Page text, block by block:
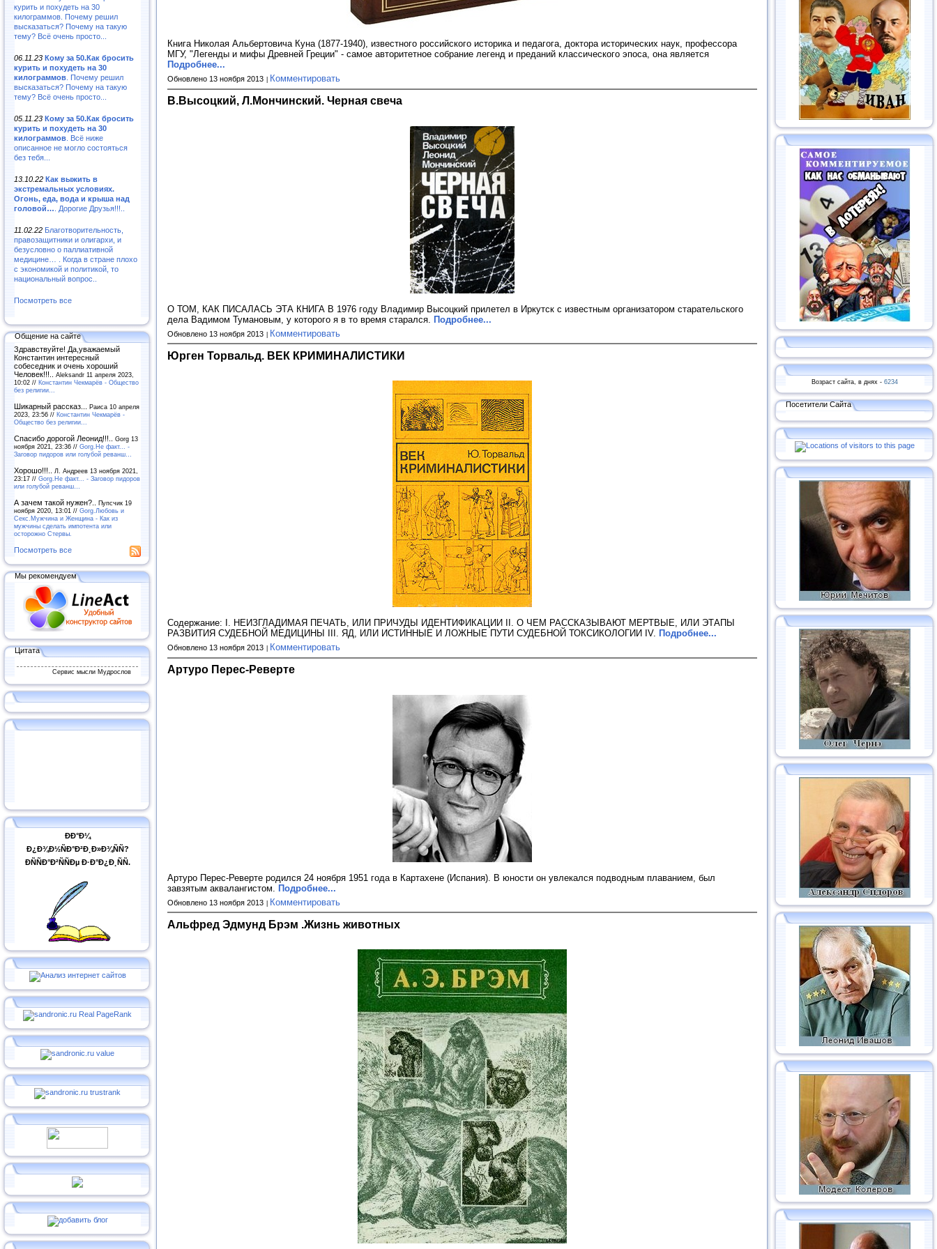
курить и похудеть на 30
килограммов. Почему решил
высказаться? Почему на такую
тему? Всё очень просто...
06.11.23 Кому за 50.Как бросить
курить и похудеть на 30
килограммов . Почему решил
высказаться? Почему на такую
тему? Всё очень просто...
05.11.23 Кому за 50.Как бросить
курить и похудеть на 30
килограммов . Всё ниже
описанное не могло состояться
без тебя...
13.10.22 Как выжить в
экстремальных условиях.
Огонь, еда, вода и крыша над
головой… . Дорогие Друзья!!!..
11.02.22 Благотворительность,
правозащитники и олигархи, и
безусловно о паллиативной
медицине… . Когда в стране плохо
с экономикой и политикой, то
национальный вопрос..
Посмотреть все
Общение на сайте
Здравствуйте! Да,уважаемый
Константин интересный
собеседник и очень хороший
Человек!!!.. Aleksandr 11 апреля 2023,
10:02 // Константин Чекмарёв - Общество
без религии...
Шикарный рассказ... Раиса 10 апреля
2023, 23:56 // Константин Чекмарёв -
Общество без религии...
Спасибо дорогой Леонид!!!.. Gorg 13
ноября 2021, 23:36 // Gorg.Не факт... -
Заговор пидоров или голубой реванш…
Хорошо!!!..
Л. Андреев 13 ноября 2021,
23:17 // Gorg.Не факт... - Заговор пидоров
или голубой реванш…
А зачем такой нужен?.. Пупсчик 19
ноября 2020, 13:01 // Gorg.Любовь и
Секс.Мужчина и Женщина - Как из
мужчины сделать импотента или
осторожно Стервы.
Посмотреть все
Мы рекомендуем
Цитата
Сервис мысли Мудрослов
ÐÐ°Ð¼
Ð¿Ð¾Ð½ÑÐ°Ð²Ð¸Ð»Ð¾ÑÑ?
ÐÑÑÐ°Ð²ÑÑÐµ Ð·Ð°Ð¿Ð¸ÑÑ.
Книга Николая Альбертовича Куна (1877-1940), известного российского историка и педагога, доктора исторических наук, профессора
МГУ, "Легенды и мифы Древней Греции" - самое авторитетное собрание легенд и преданий классического эпоса, она является
Подробнее...
Обновлено 13 ноября 2013 Комментировать
В.Высоцкий, Л.Мончинский. Черная свеча
О ТОМ, КАК ПИСАЛАСЬ ЭТА КНИГА В 1976 году Владимир Высоцкий прилетел в Иркутск с известным организатором старательского
дела Вадимом Тумановым, у которого я в то время старался. Подробнее...
Обновлено 13 ноября 2013 Комментировать
Юрген Торвальд. ВЕК КРИМИНАЛИСТИКИ
Содержание: I. НЕИЗГЛАДИМАЯ ПЕЧАТЬ, ИЛИ ПРИЧУДЫ ИДЕНТИФИКАЦИИ II. О ЧЕМ РАССКАЗЫВАЮТ МЕРТВЫЕ, ИЛИ ЭТАПЫ
РАЗВИТИЯ СУДЕБНОЙ МЕДИЦИНЫ III. ЯД, ИЛИ ИСТИННЫЕ И ЛОЖНЫЕ ПУТИ СУДЕБНОЙ ТОКСИКОЛОГИИ IV. Подробнее...
Обновлено 13 ноября 2013 Комментировать
Артуро Перес-Реверте
Артуро Перес-Реверте родился 24 ноября 1951 года в Картахене (Испания). В юности он увлекался подводным плаванием, был
завзятым аквалангистом. Подробнее...
Обновлено 13 ноября 2013 Комментировать
Альфред Эдмунд Брэм .Жизнь животных
Возраст сайта, в днях - 6234
Посетители Сайта